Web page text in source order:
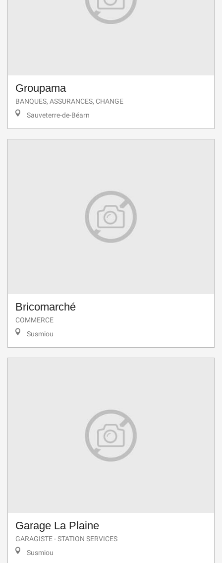
Groupama
BANQUES, ASSURANCES, CHANGE
Sauveterre-de-Béarn
Bricomarché
COMMERCE
Susmiou
Garage La Plaine
GARAGISTE - STATION SERVICES
Susmiou